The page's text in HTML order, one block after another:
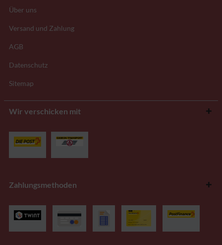
Über uns
Versand und Zahlung
AGB
Datenschutz
Sitemap
Wir verschicken mit
Zahlungsmethoden